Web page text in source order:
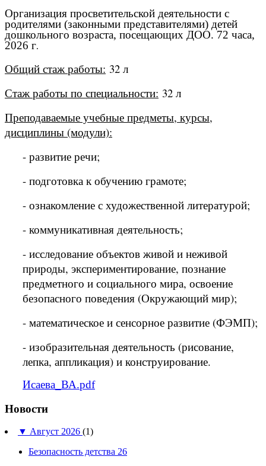
Организация просветительской деятельности с
родителями (законными представителями) детей
дошкольного возраста, посещающих ДОО. 72 часа,
2026 г.
Общий стаж работы: 32 л
Стаж работы по специальности: 32 л
Преподаваемые учебные предметы, курсы,
дисциплины (модули):
- развитие речи;
- подготовка к обучению грамоте;
- ознакомление с художественной литературой;
- коммуникативная деятельность;
- исследование объектов живой и неживой
природы, экспериментирование, познание
предметного и социального мира, освоение
безопасного поведения (Окружающий мир);
- математическое и сенсорное развитие (ФЭМП);
- изобразительная деятельность (рисование,
лепка, аппликация) и конструирование.
Исаева_ВА.pdf
Новости
▼ Август 2026 (1)
Безопасность детства 26